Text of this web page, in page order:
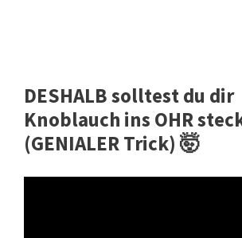
DESHALB solltest du dir
Knoblauch ins OHR
(GENIALER Trick) 🤯